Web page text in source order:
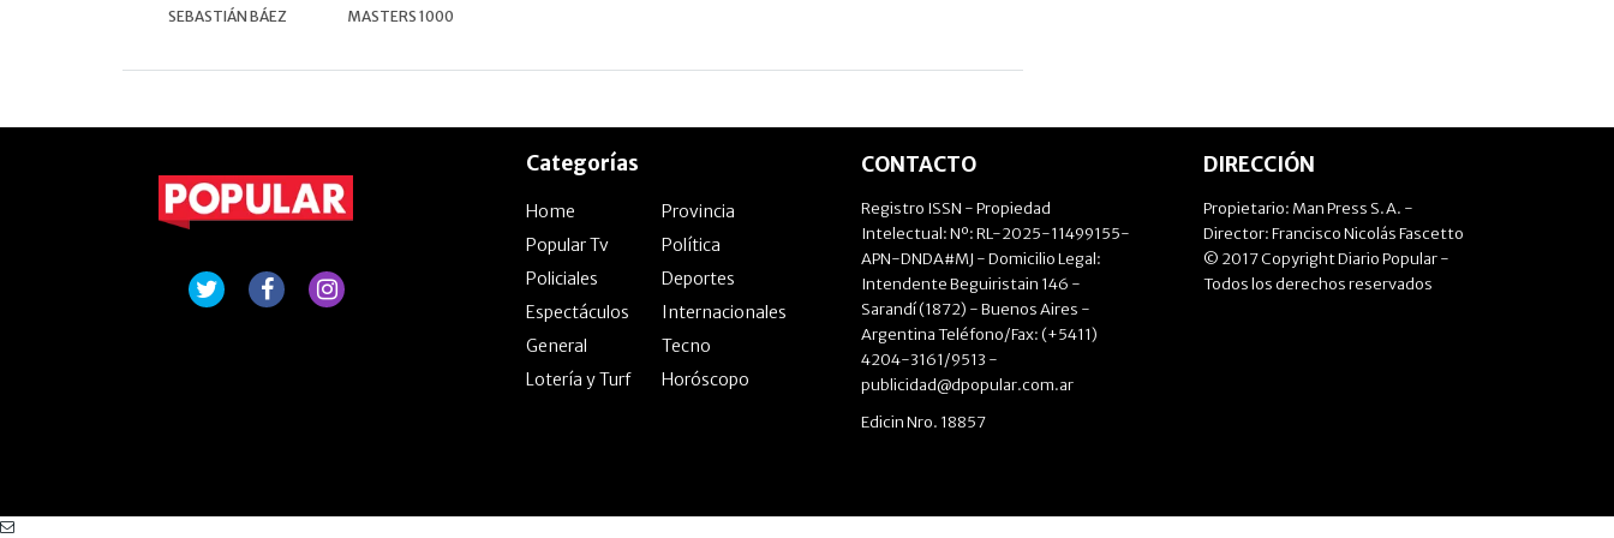
SEBASTIÁN BÁEZ MASTERS 1000
Categorías
Home
Provincia
Popular Tv
Política
Policiales
Deportes
Espectáculos
Internacionales
General
Tecno
Lotería y Turf
Horóscopo
CONTACTO
Registro ISSN - Propiedad
Intelectual: Nº: RL-2025-11499155-
APN-DNDA#MJ - Domicilio Legal:
Intendente Beguiristain 146 -
Sarandí (1872) - Buenos Aires -
Argentina Teléfono/Fax: (+5411)
4204-3161/9513 -
publicidad@dpopular.com.ar
Edicin Nro. 18857
DIRECCIÓN
Propietario: Man Press S.A. -
Director: Francisco Nicolás Fascetto
© 2017 Copyright Diario Popular -
Todos los derechos reservados